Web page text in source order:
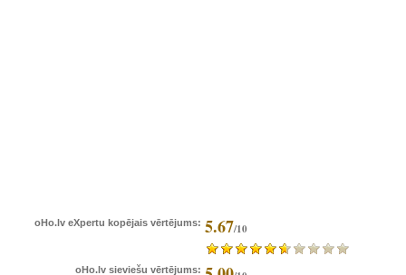
oHo.lv eXpertu kopējais vērtējums: 5.67/10
oHo.lv sieviešu vērtējums: